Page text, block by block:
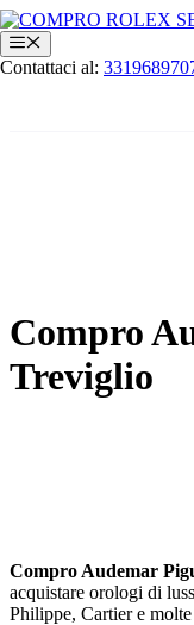
Vai
al
contenuto
Menu
Contattaci al:
Compro
Treviglio
Compro Audemar
acquistare orologi di
Philippe, Cartier e